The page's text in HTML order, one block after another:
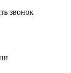
звонок